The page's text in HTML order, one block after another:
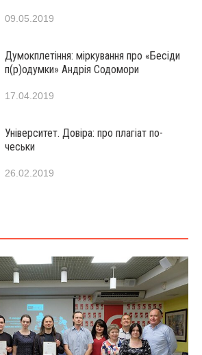
09.05.2019
Думокплетіння: міркування про «Бесіди
п(р)одумки» Андрія Содомори
17.04.2019
Університет. Довіра: про плагіат по-
чеськи
26.02.2019